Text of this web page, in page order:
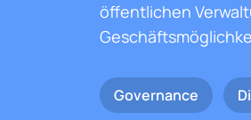
öffentlichen
Governance